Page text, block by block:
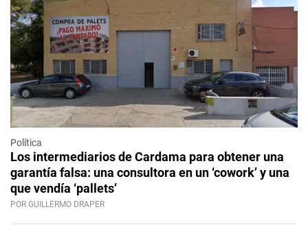
Política
Los intermediarios de Cardama para obtener una
garantía falsa: una consultora en un ‘cowork’ y una
que vendía ‘pallets’
POR GUILLERMO DRAPER